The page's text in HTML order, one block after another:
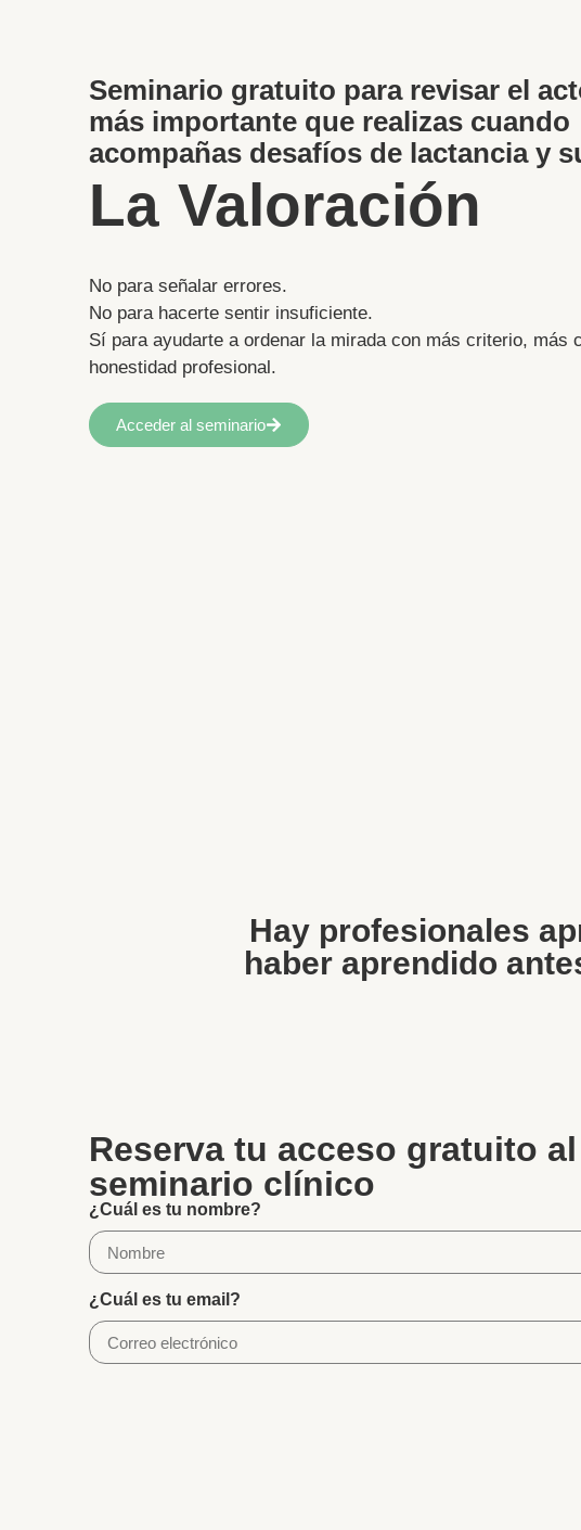
Seminario gratuito para revisar el
más importante que realizas cuando
acompañas desafíos de lactancia y
La Valoración
No para señalar errores.
No para hacerte sentir insuficiente.
Sí para ayudarte a ordenar la mirada con más criterio, más
honestidad profesional.
Acceder al seminario
Hay profesionales
haber aprendido
Reserva tu acceso gratuito al
seminario clínico
¿Cuál es tu nombre?
¿Cuál es tu email?